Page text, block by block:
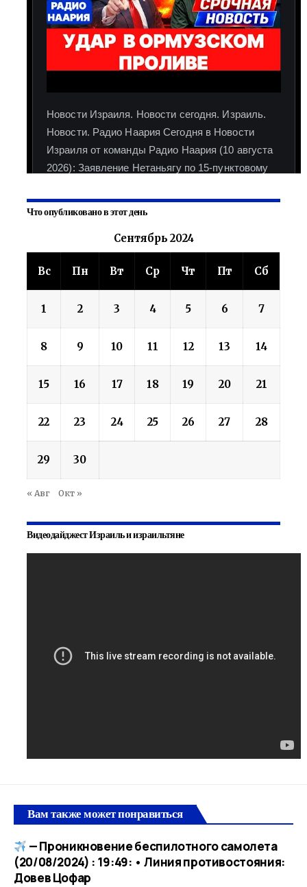
Что опубликовано в этот день
Сентябрь 2024
Вс Пн Вт Ср Чт Пт Сб
1 2 3 4 5 6 7
8 9 10 11 12 13 14
15 16 17 18 19 20 21
22 23 24 25 26 27 28
29 30
« Авг Окт »
Видеодайджест Израиль и израильтяне
Вам также может понравиться
— Проникновение беспилотного самолета
(20/08/2024) : 19:49: • Линия противостояния:
Довев Цофар